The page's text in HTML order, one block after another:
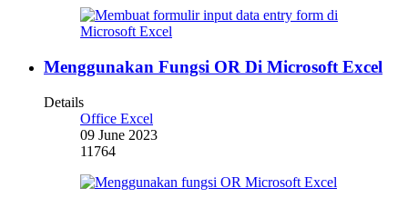
Menggunakan Fungsi OR Di Microsoft Excel
Details
Office Excel
09 June 2023
11764